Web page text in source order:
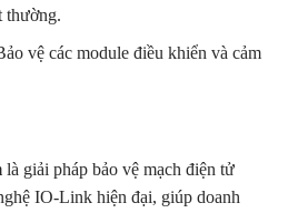
thường.
vệ các module điều khiển và cảm
là giải pháp bảo vệ mạch điện tử
IO-Link hiện đại, giúp doanh